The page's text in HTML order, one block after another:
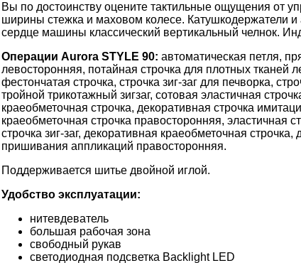
Вы по достоинству оцените тактильные ощущения от
ширины стежка и маховом колесе. Катушкодержатели
сердце машины классический вертикальный челнок.
Операции Aurora STYLE 90: автоматическая петля,
левосторонняя, потайная строчка для плотных тканей
фестончатая строчка, строчка зиг-заг для печворка,
тройной трикотажный зигзаг, сотовая эластичная
краеобметочная строчка, декоративная строчка
краеобметочная строчка правосторонняя, эластичная
строчка зиг-заг, декоративная краеобметочная
пришивания аппликаций правосторонняя.
Поддерживается шитье двойной иглой.
Удобство эксплуатации:
нитевдеватель
большая рабочая зона
свободный рукав
светодиодная подсветка Backlight LED